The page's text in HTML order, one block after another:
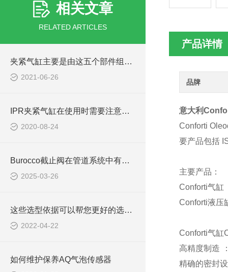
相关文章
RELATED ARTICLES
夹紧气缸主要是由这五个部件组成的
2021-06-26
IPR夹紧气缸在使用时需要注意哪些事项？
2020-08-24
Burocco截止阀在管道系统中有哪些作用
2025-03-26
这些选型依据可以帮您更好的选择Parker电磁阀
2022-04-22
如何维护保养AQ气泡传感器
产品详情
品牌
意大利
Conforti
要产品包括
主要产品：
Conforti气缸
Conforti液压
Conforti气缸
高精度制造
精确的密封